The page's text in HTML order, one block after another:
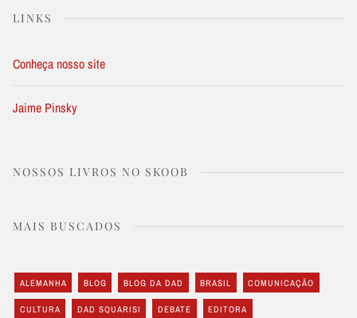
LINKS
Conheça nosso site
Jaime Pinsky
NOSSOS LIVROS NO SKOOB
MAIS BUSCADOS
ALEMANHA BLOG BLOG DA DAD BRASIL COMUNICAÇÃO
CULTURA DAD SQUARISI DEBATE EDITORA